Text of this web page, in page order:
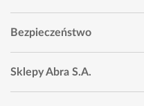
Bezpieczeństwo
Sklepy Abra S.A.